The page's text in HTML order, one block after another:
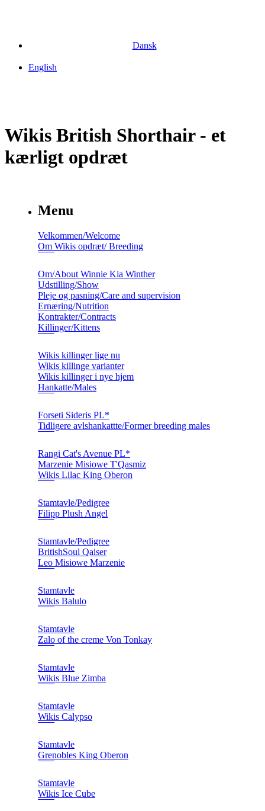
Dansk
English
Wikis British Shorthair - et
kærligt opdræt
Menu
Velkommen/Welcome
Om Wikis opdræt/ Breeding
Om/About Winnie Kia Winther
Udstilling/Show
Pleje og pasning/Care and supervision
Ernæring/Nutrition
Kontrakter/Contracts
Killinger/Kittens
Wikis killinger lige nu
Wikis killinge varianter
Wikis killinger i nye hjem
Hankatte/Males
Forseti Sideris PL*
Tidligere avlshankattte/Former breeding males
Rangi Cat's Avenue PL*
Marzenie Misiowe T'Qasmiz
Wikis Lilac King Oberon
Stamtavle/Pedigree
Filipp Plush Angel
Stamtavle/Pedigree
BritishSoul Qaiser
Leo Misiowe Marzenie
Stamtavle
Wikis Balulo
Stamtavle
Zalo of the creme Von Tonkay
Stamtavle
Wikis Blue Zimba
Stamtavle
Wikis Calypso
Stamtavle
Grenobles King Oberon
Stamtavle
Wikis Ice Cube